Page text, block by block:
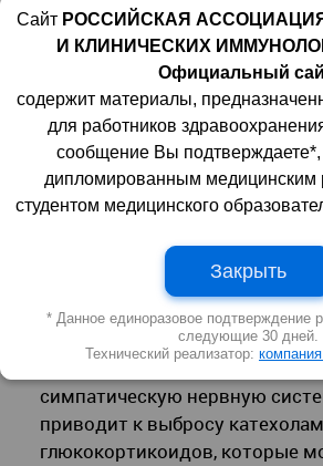
восприимчивость к кожным
вызваннымStaphylococcus
подавляет антимикробную
дермальных фибробластов,
адипогенез и снижает
кателицидина —
Этот эффект связан с
сигнального пути TGFβ под
удаление соответствующих
повышало устойчивость к
Стресс активирует гипоталамо-
гипофизарно-
симпатическую нервную
приводит к выбросу
глюкокортикоидов, которые
Сайт РОССИЙСКАЯ
И КЛИНИЧЕСКИХ
Официальный
содержит материалы,
для работников
сообщение Вы подтверждаете*,
дипломированным медицинским
студентом медицинского
Закрыть
* Данное единоразовое подтверждение
следующие 30 дней.
Технический реализатор: